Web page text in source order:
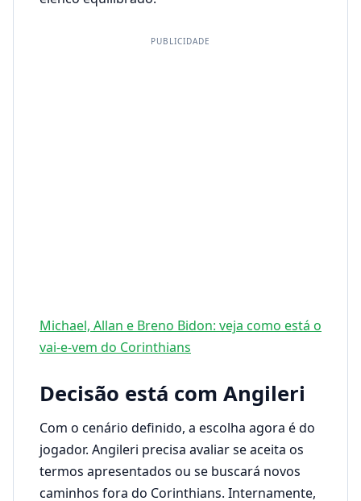
PUBLICIDADE
Michael, Allan e Breno Bidon: veja como está o
vai-e-vem do Corinthians
Decisão está com Angileri
Com o cenário definido, a escolha agora é do
jogador. Angileri precisa avaliar se aceita os
termos apresentados ou se buscará novos
caminhos fora do Corinthians. Internamente,